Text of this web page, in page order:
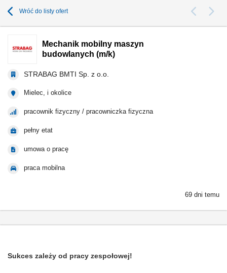
Wróć do listy ofert
Mechanik mobilny maszyn
budowlanych (m/k)
STRABAG BMTI Sp. z o.o.
Mielec, i okolice
pracownik fizyczny / pracowniczka fizyczna
pełny etat
umowa o pracę
praca mobilna
69 dni temu
Sukces zależy od pracy zespołowej!